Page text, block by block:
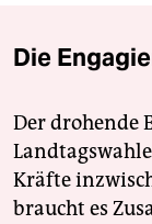
Die
Der drohende
Kräfte
braucht es